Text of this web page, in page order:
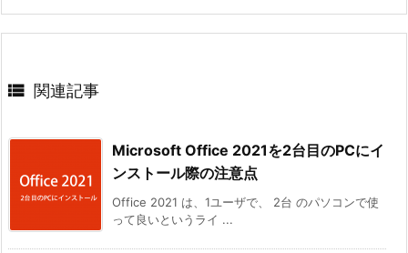
 関連記事
Microsoft Office 2021を2台目のPCにイ
ンストール際の注意点
Office 2021 は、1ユーザで、 2台 のパソコンで使
って良いというライ ...